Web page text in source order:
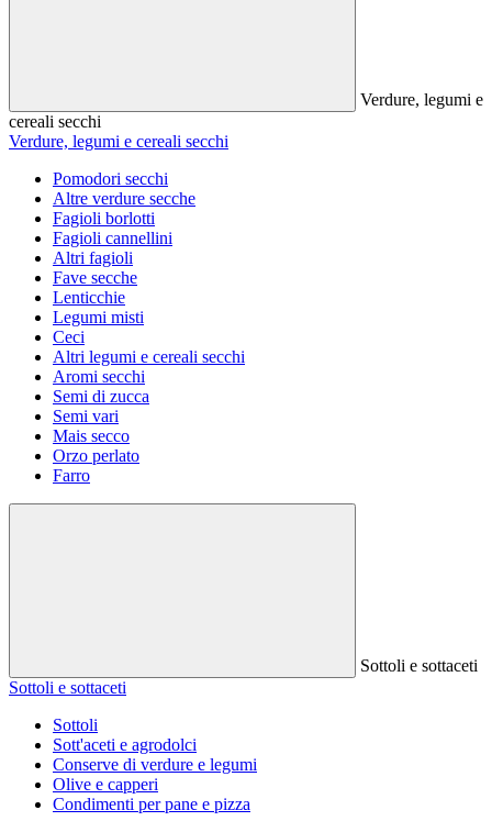
Verdure, legumi e
cereali secchi
Verdure, legumi e cereali secchi
Pomodori secchi
Altre verdure secche
Fagioli borlotti
Fagioli cannellini
Altri fagioli
Fave secche
Lenticchie
Legumi misti
Ceci
Altri legumi e cereali secchi
Aromi secchi
Semi di zucca
Semi vari
Mais secco
Orzo perlato
Farro
Sottoli e sottaceti
Sottoli e sottaceti
Sottoli
Sott'aceti e agrodolci
Conserve di verdure e legumi
Olive e capperi
Condimenti per pane e pizza